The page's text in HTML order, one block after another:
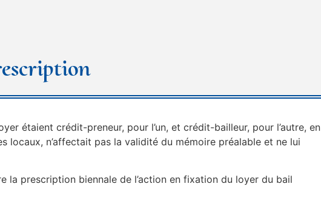
étaient crédit-preneur, pour l’un, et crédit-bailleur, pour l’autre, en
locaux, n’affectait pas la validité du mémoire préalable et ne lui
la prescription biennale de l’action en fixation du loyer du bail